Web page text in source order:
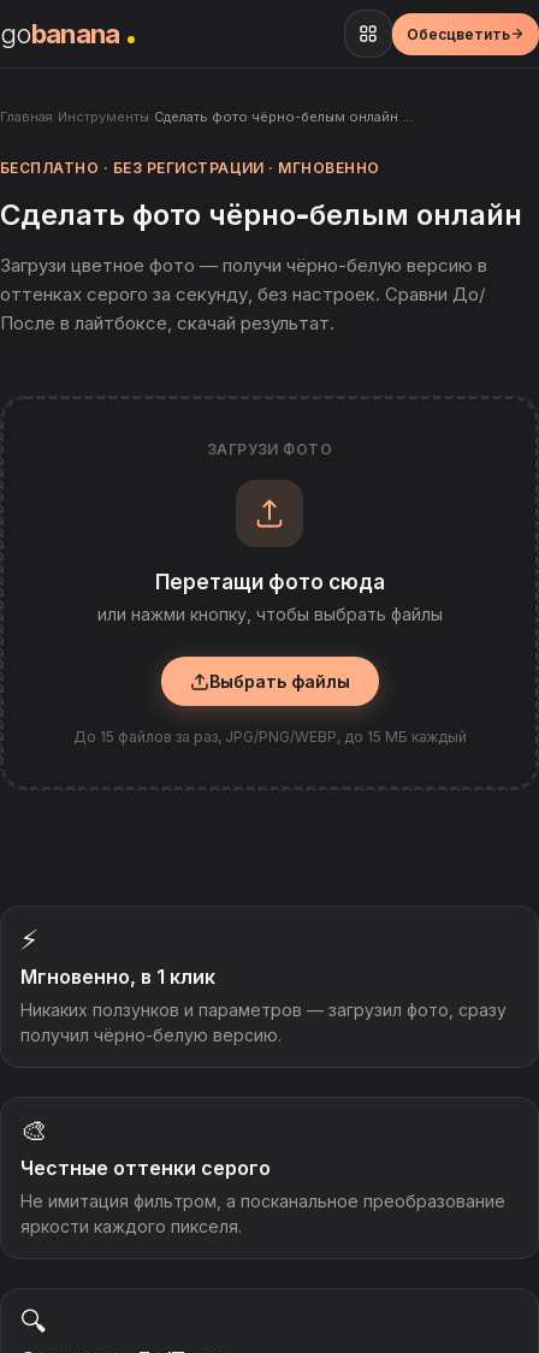
gobanana Обесцветить
Главная Инструменты Сделать фото чёрно-белым онлайн …
БЕСПЛАТНО · БЕЗ РЕГИСТРАЦИИ · МГНОВЕННО
Сделать фото чёрно-белым онлайн
Загрузи цветное фото — получи чёрно-белую версию в
оттенках серого за секунду, без настроек. Сравни До/
После в лайтбоксе, скачай результат.
ЗАГРУЗИ ФОТО
Перетащи фото сюда
или нажми кнопку, чтобы выбрать файлы
Выбрать файлы
До 15 файлов за раз, JPG/PNG/WEBP, до 15 МБ каждый
⚡
Мгновенно, в 1 клик
Никаких ползунков и параметров — загрузил фото, сразу
получил чёрно-белую версию.
🎨
Честные оттенки серого
Не имитация фильтром, а посканальное преобразование
яркости каждого пикселя.
🔍